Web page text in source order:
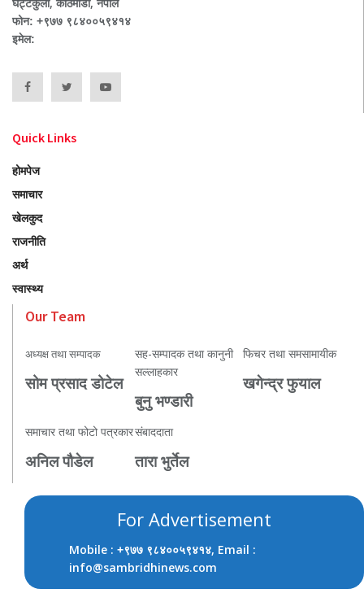
फोन: +९७७ ९८४००५९४१४
इमेल:
Quick Links
होमपेज
समाचार
खेलकुद
राजनीति
अर्थ
स्वास्थ्य
Our Team
अध्यक्ष तथा सम्पादक
सोम प्रसाद डोटेल
सह-सम्पादक तथा कानुनी
सल्लाहकार
बुनु भण्डारी
फिचर तथा समसामायीक
खगेन्द्र फुयाल
समाचार तथा फोटो पत्रकार
अनिल पौडेल
संबाददाता
तारा भुर्तेल
For Advertisement
Mobile : +९७७ ९८४००५९४१४, Email :
info@sambridhinews.com